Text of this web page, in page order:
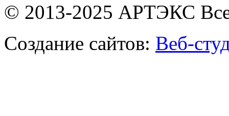
© 2013-2025 АРТЭКС
Создание сайтов: Веб-